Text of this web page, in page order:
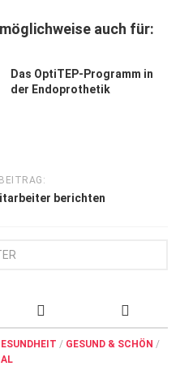
auch für:
Das OptiTEP-Programm in
der Endoprothetik
berichten
/ GESUND & SCHÖN /